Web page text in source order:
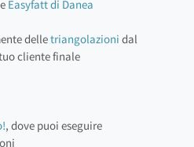
Easyfatt di Danea
delletriangolazioni dal
cliente finale
, dove puoi eseguire